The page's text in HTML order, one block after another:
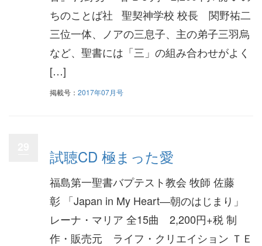
ちのことば社 聖契神学校 校長 関野祐二
三位一体、ノアの三息子、主の弟子三羽烏
など、聖書には「三」の組み合わせがよく
[…]
掲載号： 2017年07月号
試聴CD 極まった愛
福島第一聖書バプテスト教会 牧師 佐藤
彰 「Japan in My Heart―朝のはじまり」
レーナ・マリア 全15曲 2,200円+税 制
作・販売元 ライフ・クリエイション ＴＥ